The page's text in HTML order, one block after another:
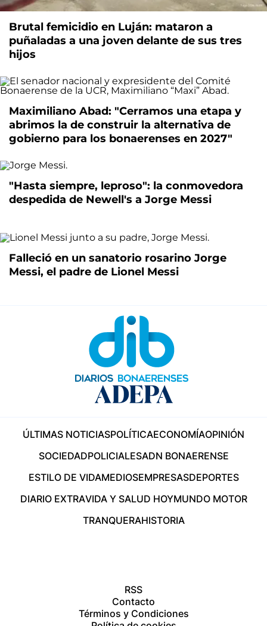
Brutal femicidio en Luján: mataron a
puñaladas a una joven delante de sus tres
hijos
Maximiliano Abad: "Cerramos una etapa y
abrimos la de construir la alternativa de
gobierno para los bonaerenses en 2027"
"Hasta siempre, leproso": la conmovedora
despedida de Newell's a Jorge Messi
Falleció en un sanatorio rosarino Jorge
Messi, el padre de Lionel Messi
ÚLTIMAS NOTICIASPOLÍTICAECONOMÍAOPINIÓN
SOCIEDADPOLICIALESADN BONAERENSE
ESTILO DE VIDAMEDIOSEMPRESASDEPORTES
DIARIO EXTRAVIDA Y SALUD HOYMUNDO MOTOR
TRANQUERAHISTORIA
RSS
Contacto
Términos y Condiciones